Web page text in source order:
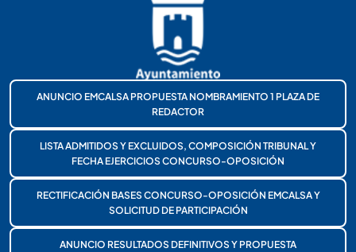
ANUNCIO EMCALSA PROPUESTA NOMBRAMIENTO 1 PLAZA DE
REDACTOR
LISTA ADMITIDOS Y EXCLUIDOS, COMPOSICIÓN TRIBUNAL Y
FECHA EJERCICIOS CONCURSO-OPOSICIÓN
RECTIFICACIÓN BASES CONCURSO-OPOSICIÓN EMCALSA Y
SOLICITUD DE PARTICIPACIÓN
ANUNCIO RESULTADOS DEFINITIVOS Y PROPUESTA